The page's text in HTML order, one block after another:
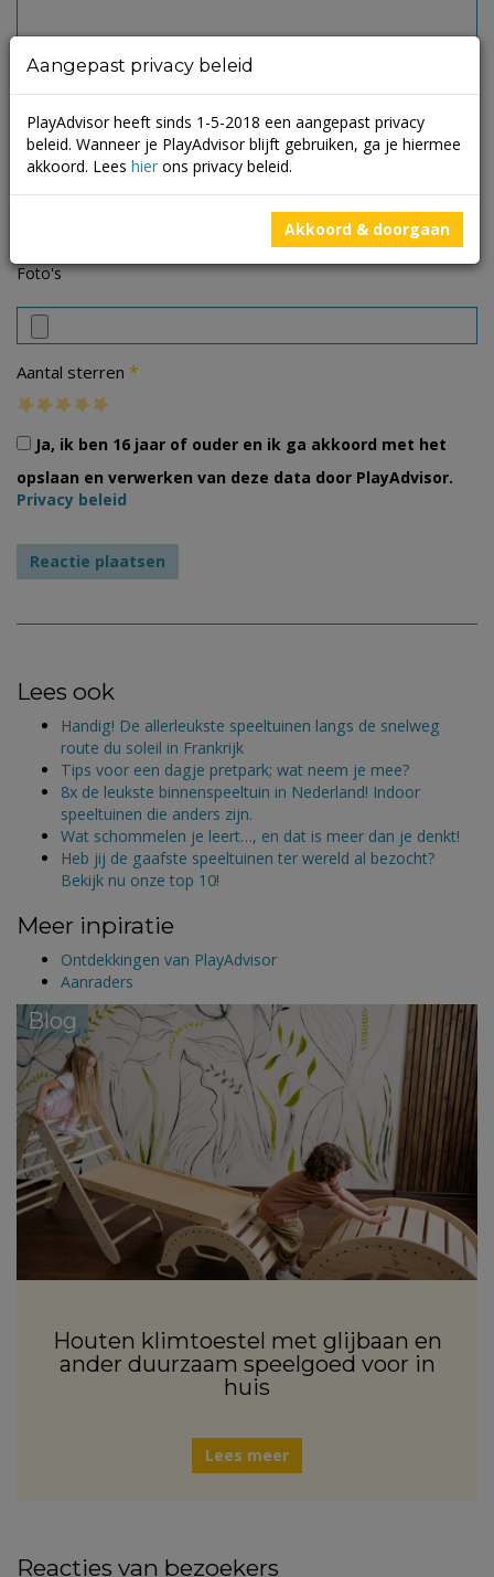
Foto's
Aantal sterren *
Ja, ik ben 16 jaar of ouder en ik ga akkoord met het
opslaan en verwerken van deze data door PlayAdvisor.
Privacy beleid
Lees ook
Handig! De allerleukste speeltuinen langs de snelweg
route du soleil in Frankrijk
Tips voor een dagje pretpark; wat neem je mee?
8x de leukste binnenspeeltuin in Nederland! Indoor
speeltuinen die anders zijn.
Wat schommelen je leert…, en dat is meer dan je denkt!
Heb jij de gaafste speeltuinen ter wereld al bezocht?
Bekijk nu onze top 10!
Meer inpiratie
Ontdekkingen van PlayAdvisor
Aanraders
Blog
Houten klimtoestel met glijbaan en
ander duurzaam speelgoed voor in
huis
Lees meer
Reacties van bezoekers
Aangepast privacy beleid
PlayAdvisor heeft sinds 1-5-2018 een aangepast privacy
beleid. Wanneer je PlayAdvisor blijft gebruiken, ga je hiermee
akkoord. Lees hier ons privacy beleid.
Akkoord & doorgaan